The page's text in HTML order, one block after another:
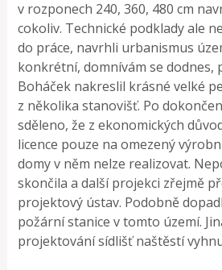
v rozponech 240, 360, 480 cm
cokoliv. Technické podklady ale
do práce, navrhli urbanismus
konkrétní, domnívám se dodnes,
Boháček nakreslil krásné velké
z několika stanovišť. Po
sděleno, že z ekonomických
licence pouze na omezený
domy v něm nelze realizovat.
skončila a další projekci zřejmě
projektový ústav. Podobně
požární stanice v tomto území.
projektování sídlišť naštěstí